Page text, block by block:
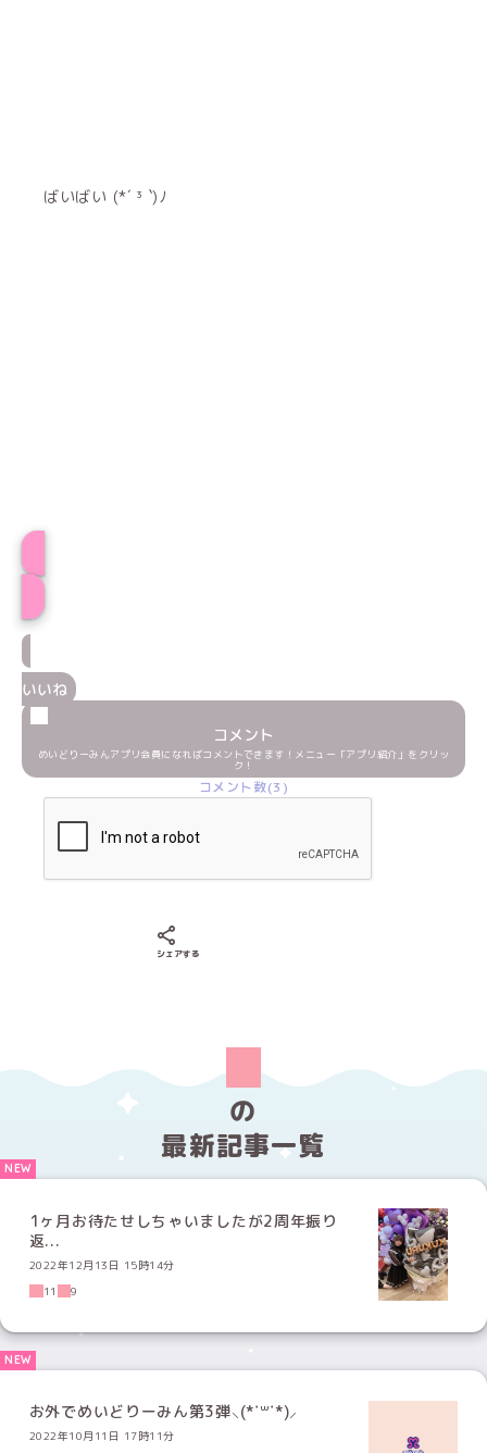
ばいばい (*´ ³ `)ﾉ
いいね
コメント
めいどりーみんアプリ会員になればコメントできます！メニュー「アプリ紹介」をクリッ
ク！
コメント数(3)
シェアする
の
最新記事一覧
1ヶ月お待たせしちゃいましたが2周年振り
返...
2022年12月13日 15時14分
11
9
お外でめいどりーみん第3弾⸜(*˙꒳˙*)⸝
2022年10月11日 17時11分